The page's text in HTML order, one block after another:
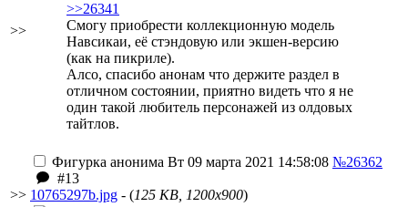
>>
>>26341
Cмогу приобрести коллекционную модель
Навсикаи, её стэндовую или экшен-версию
(как на пикриле).
Алсо, спасибо анонам что держите раздел в
отличном состоянии, приятно видеть что я не
один такой любитель персонажей из олдовых
тайтлов.
>>
Фигурка анонима Вт 09 марта 2021 14:58:08 №26362
#13
10765297b.jpg - (125 KB, 1200x900)